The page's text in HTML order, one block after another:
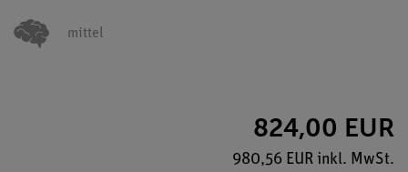
mittel
824,00 EUR
980,56 EUR inkl. MwSt.